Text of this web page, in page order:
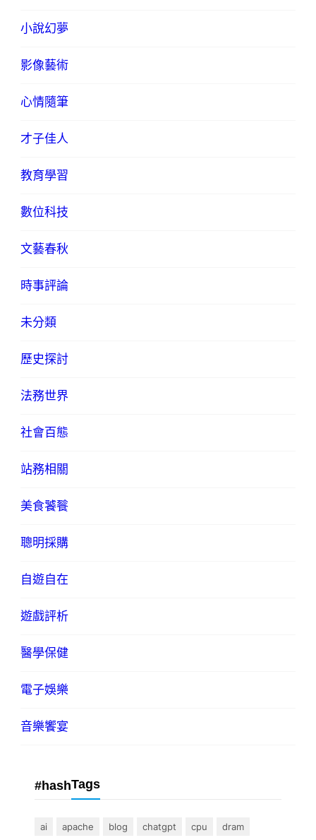
小說幻夢
影像藝術
心情隨筆
才子佳人
教育學習
數位科技
文藝春秋
時事評論
未分類
歷史探討
法務世界
社會百態
站務相關
美食饕餮
聰明採購
自遊自在
遊戲評析
醫學保健
電子娛樂
音樂饗宴
#hashTags
ai apache blog chatgpt cpu dram